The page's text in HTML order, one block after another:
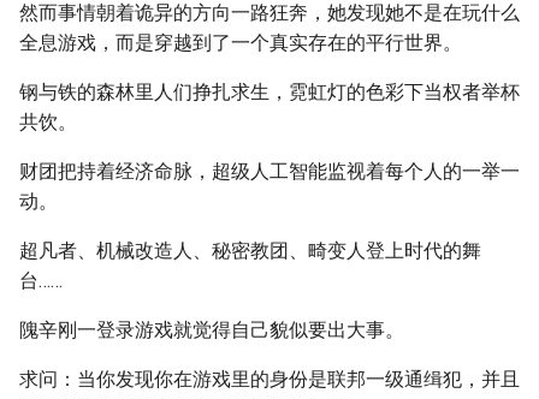
然而事情朝着诡异的方向一路狂奔，她发现她不是在玩什么
全息游戏，而是穿越到了一个真实存在的平行世界。
钢与铁的森林里人们挣扎求生，霓虹灯的色彩下当权者举杯
共饮。
财团把持着经济命脉，超级人工智能监视着每个人的一举一
动。
超凡者、机械改造人、秘密教团、畸变人登上时代的舞
台……
隗辛刚一登录游戏就觉得自己貌似要出大事。
求问：当你发现你在游戏里的身份是联邦一级通缉犯，并且